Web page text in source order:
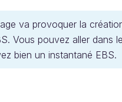
va provoquer la
Vous pouvez aller dans
bien un instantané EBS.